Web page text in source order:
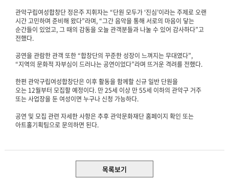
관악구립여성합창단 정은주 지휘자는 “단원 모두가 ‘진심’이라는 주제로 오랜
시간 고민하며 준비해 왔다”라며, “그간 음악을 통해 서로의 마음이 닿는
순간들이 있었고, 그 때의 감동을 오늘 관객분들과 나눌 수 있어 감사하다”고
전했다.
공연을 관람한 관객 또한 “합창단의 꾸준한 성장이 느껴지는 무대였다”,
“지역의 문화적 자부심이 드러나는 공연이었다”라며 뜨거운 격려를 전했다.
한편 관악구립여성합창단은 이후 활동을 함께할 신규 일반 단원을
오는 12월부터 모집할 예정이다. 만 25세 이상 만 55세 이하의 관악구 거주
또는 사업장을 둔 여성이면 누구나 신청 가능하다.
공연 및 모집 관련 자세한 사항은 추후 관악문화재단 홈페이지 확인 또는
아트홀기획팀으로 문의하면 된다.
목록보기